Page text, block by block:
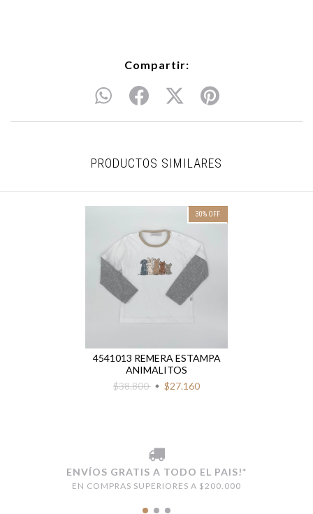
Compartir:
PRODUCTOS SIMILARES
30% OFF
4541013 REMERA ESTAMPA
ANIMALITOS
$38.800
$27.160
ENVÍOS GRATIS A TODO EL PAIS!*
EN COMPRAS SUPERIORES A $200.000